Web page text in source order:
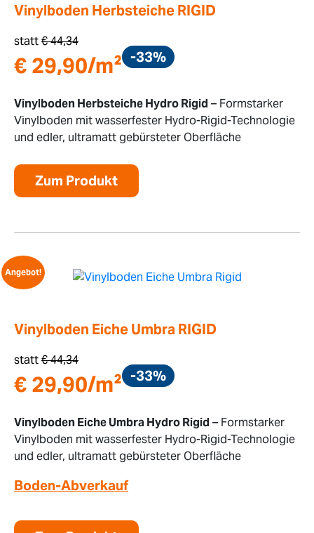
Vinylboden Herbsteiche RIGID
statt€44,34
€ 29,90/m² -33%
Vinylboden Herbsteiche Hydro Rigid – Formstarker
Vinylboden mit wasserfester Hydro-Rigid-Technologie
und edler, ultramatt gebürsteter Oberfläche
Zum Produkt
Angebot!
Vinylboden Eiche Umbra RIGID
statt€44,34
€ 29,90/m² -33%
Vinylboden Eiche Umbra Hydro Rigid – Formstarker
Vinylboden mit wasserfester Hydro-Rigid-Technologie
und edler, ultramatt gebürsteter Oberfläche
Boden-Abverkauf